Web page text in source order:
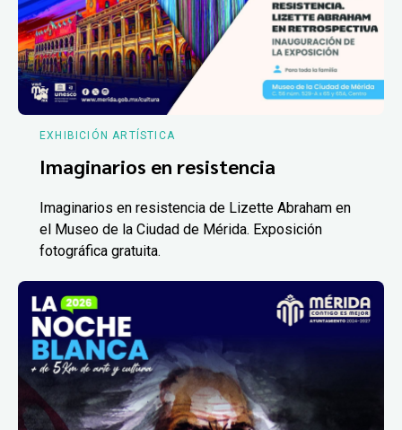
EXHIBICIÓN ARTÍSTICA
Imaginarios en resistencia
Imaginarios en resistencia de Lizette Abraham en
el Museo de la Ciudad de Mérida. Exposición
fotográfica gratuita.